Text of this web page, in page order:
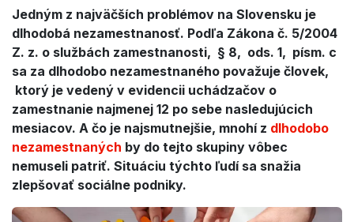
Jedným z najväčších problémov na Slovensku je
dlhodobá nezamestnanosť. Podľa Zákona č. 5/2004
Z. z. o službách zamestnanosti, § 8, ods. 1, písm. c
sa za dlhodobo nezamestnaného považuje človek,
ktorý je vedený v evidencii uchádzačov o
zamestnanie najmenej 12 po sebe nasledujúcich
mesiacov. A čo je najsmutnejšie, mnohí z dlhodobo
nezamestnaných by do tejto skupiny vôbec
nemuseli patriť. Situáciu týchto ľudí sa snažia
zlepšovať sociálne podniky.